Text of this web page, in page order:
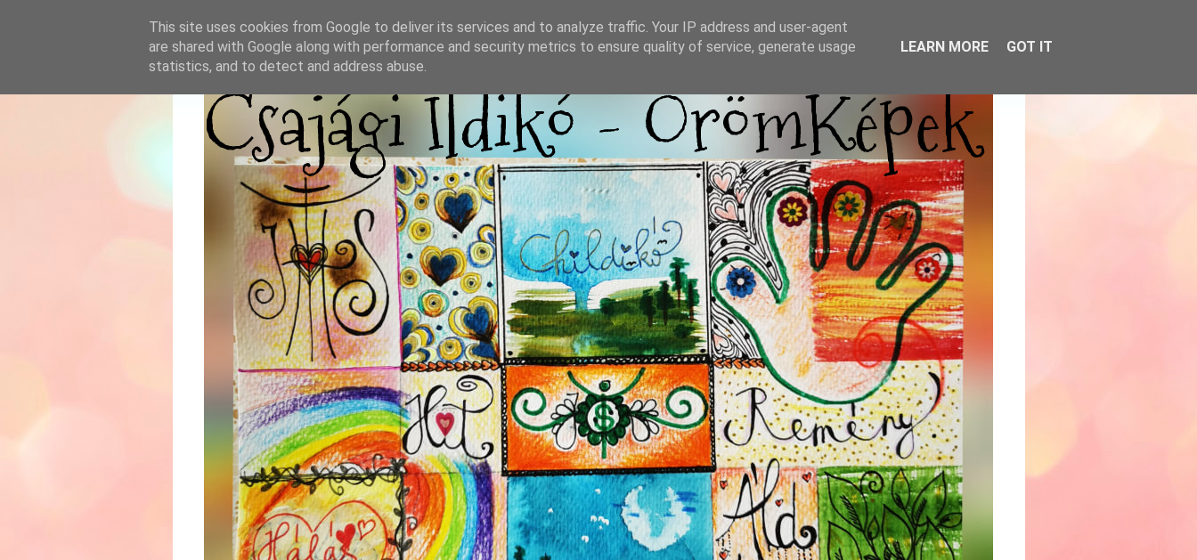
Csajági Ildikó - ÖrömKépek
This site uses cookies from Google to deliver its services and to analyze traffic. Your IP address and user-agent
are shared with Google along with performance and security metrics to ensure quality of service, generate usage
statistics, and to detect and address abuse.
LEARN MORE GOT IT